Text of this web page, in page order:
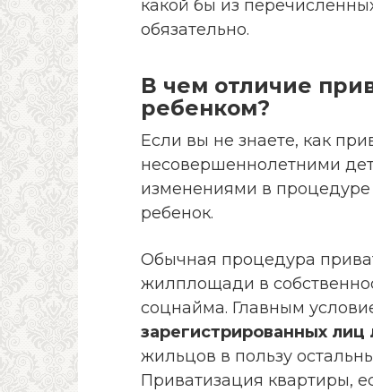
какой бы из
обязательно.
В чем отличие
ребенком?
Если вы не знаете, как
несовершеннолетними
изменениями в
ребенок.
Обычная процедура
жилплощади в
соцнайма. Главным
зарегистрированных лиц
жильцов в пользу
Приватизация квартиры,